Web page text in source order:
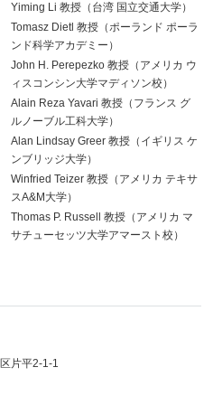
Yiming Li 教授（台湾 国立交通大学）
Tomasz Dietl 教授（ポーランド ポーラ
ンド科学アカデミー）
John H. Perepezko 教授（アメリカ ウ
ィスコンシン大学マディソン校）
Alain Reza Yavari 教授（フランス グ
ルノーブル工科大学）
Alan Lindsay Greer 教授（イギリス ケ
ンブリッジ大学）
Winfried Teizer 教授（アメリカ テキサ
スA&M大学）
Thomas P. Russell 教授（アメリカ マ
サチューセッツ大学アマースト校）
片平2-1-1